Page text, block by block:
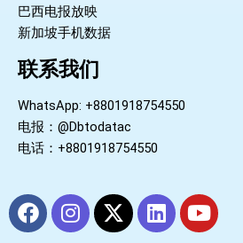
巴西电报放映
新加坡手机数据
联系我们
WhatsApp: +8801918754550
电报：@Dbtodatac
电话：+8801918754550
F
a
I
n
X
-
L
i
Y
o